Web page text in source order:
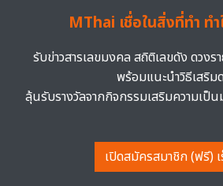
MThai เชื่อในสิ่งที่ทำ ท
รับข่าวสารเลขมงคล สถิติเลขดัง ดวงร
พร้อมแนะนำวิธีเสริม
ลุ้นรับรางวัลจากกิจกรรมเสริมความเป็
เปิดสมัครสมาชิก (ฟรี)